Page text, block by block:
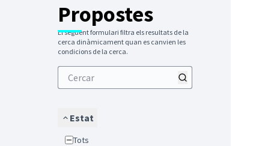
Propostes
El següent formulari filtra els resultats de la
cerca dinàmicament quan es canvien les
condicions de la cerca.
Estat
Tots